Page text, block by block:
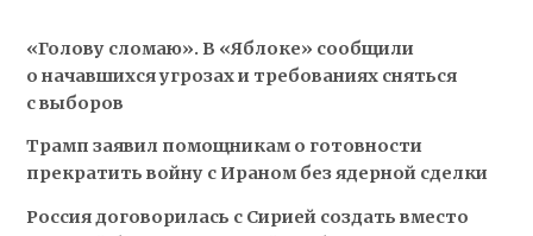
«Голову сломаю». В «Яблоке» сообщили
о начавшихся угрозах и требованиях сняться
с выборов
Трамп заявил помощникам о готовности
прекратить войну с Ираном без ядерной сделки
Россия договорилась с Сирией создать вместо